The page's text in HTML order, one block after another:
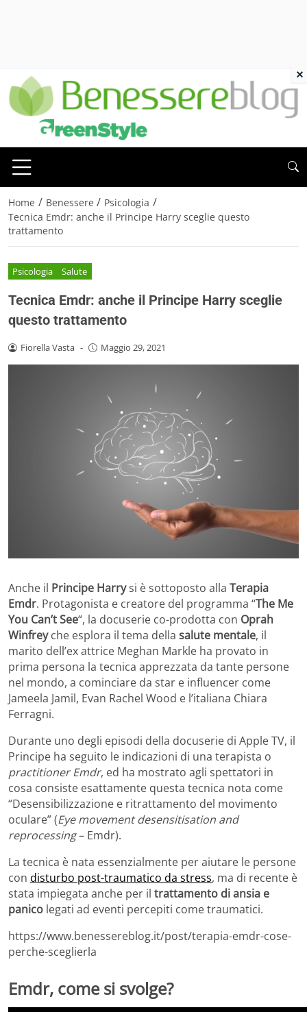
Home / Benessere / Psicologia /
Tecnica Emdr: anche il Principe Harry sceglie questo
trattamento
Psicologia Salute
Tecnica Emdr: anche il Principe Harry sceglie
questo trattamento
Fiorella Vasta - Maggio 29, 2021
Anche il Principe Harrysi è sottoposto alla Terapia
Emdr. Protagonista e creatore del programma “The Me
You Can’t See“, la docuserie co-prodotta con Oprah
Winfreyche esplora il tema della salute mentale, il
marito dell’ex attrice Meghan Markle ha provato in
prima persona la tecnica apprezzata da tante persone
nel mondo, a cominciare da star e influencer come
Jameela Jamil, Evan Rachel Wood e l’italiana Chiara
Ferragni.
Durante uno degli episodi della docuserie di Apple TV, il
Principe ha seguito le indicazioni di una terapista o
practitioner Emdr, ed ha mostrato agli spettatori in
cosa consiste esattamente questa tecnica nota come
“Desensibilizzazione e ritrattamento del movimento
oculare” (Eye movement desensitisation and
reprocessing– Emdr).
La tecnica è nata essenzialmente per aiutare le persone
con disturbo post-traumatico da stress, ma di recente è
stata impiegata anche per il trattamento di ansia e
panico legati ad eventi percepiti come traumatici.
https://www.benessereblog.it/post/terapia-emdr-cose-
perche-sceglierla
Emdr, come si svolge?
×